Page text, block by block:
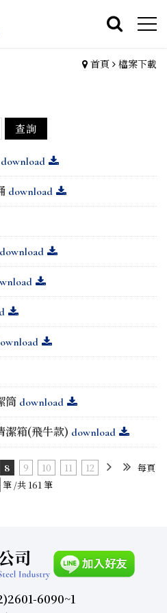
首頁 檔案下載
download
download
download
筒 download
潔箱(飛牛款) download
8 9 10 11 12
每頁
筆 /共 161 筆
6090~1